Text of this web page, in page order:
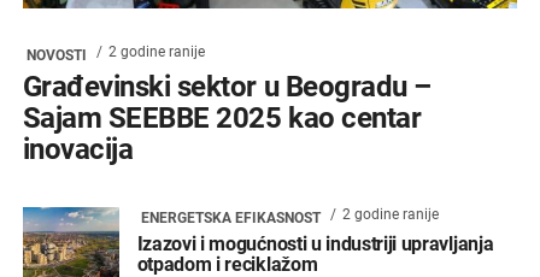
NOVOSTI 2 godine ranije
Građevinski sektor u Beogradu –
Sajam SEEBBE 2025 kao centar
inovacija
ENERGETSKA EFIKASNOST 2 godine ranije
Izazovi i mogućnosti u industriji upravljanja
otpadom i reciklažom